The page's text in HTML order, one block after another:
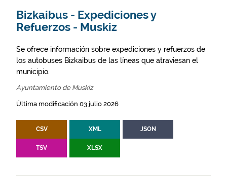
Bizkaibus - Expediciones y
Refuerzos - Muskiz
Se ofrece información sobre expediciones y refuerzos de
los autobuses Bizkaibus de las líneas que atraviesan el
municipio.
Ayuntamiento de Muskiz
Última modificación 03 julio 2026
CSV XML JSON
TSV XLSX